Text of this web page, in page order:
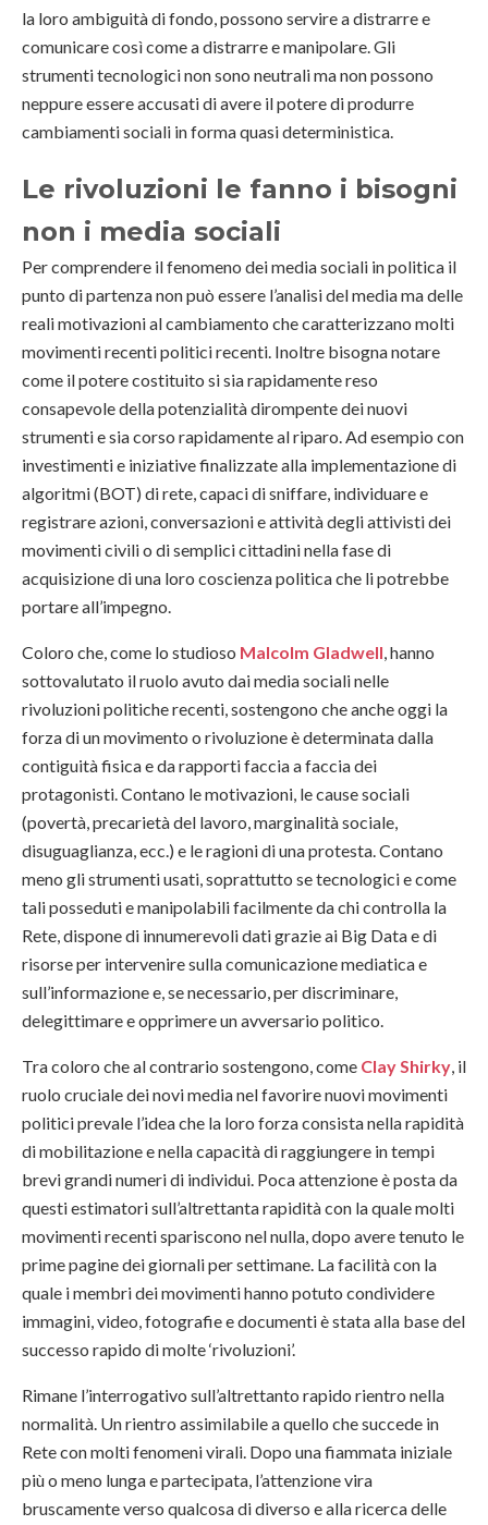
la loro ambiguità di fondo, possono servire a distrarre e
comunicare così come a distrarre e manipolare. Gli
strumenti tecnologici non sono neutrali ma non possono
neppure essere accusati di avere il potere di produrre
cambiamenti sociali in forma quasi deterministica.
Le rivoluzioni le fanno i bisogni
non i media sociali
Per comprendere il fenomeno dei media sociali in politica il
punto di partenza non può essere l’analisi del media ma delle
reali motivazioni al cambiamento che caratterizzano molti
movimenti recenti politici recenti. Inoltre bisogna notare
come il potere costituito si sia rapidamente reso
consapevole della potenzialità dirompente dei nuovi
strumenti e sia corso rapidamente al riparo. Ad esempio con
investimenti e iniziative finalizzate alla implementazione di
algoritmi (BOT) di rete, capaci di sniffare, individuare e
registrare azioni, conversazioni e attività degli attivisti dei
movimenti civili o di semplici cittadini nella fase di
acquisizione di una loro coscienza politica che li potrebbe
portare all’impegno.
Coloro che, come lo studioso Malcolm Gladwell, hanno
sottovalutato il ruolo avuto dai media sociali nelle
rivoluzioni politiche recenti, sostengono che anche oggi la
forza di un movimento o rivoluzione è determinata dalla
contiguità fisica e da rapporti faccia a faccia dei
protagonisti. Contano le motivazioni, le cause sociali
(povertà, precarietà del lavoro, marginalità sociale,
disuguaglianza, ecc.) e le ragioni di una protesta. Contano
meno gli strumenti usati, soprattutto se tecnologici e come
tali posseduti e manipolabili facilmente da chi controlla la
Rete, dispone di innumerevoli dati grazie ai Big Data e di
risorse per intervenire sulla comunicazione mediatica e
sull’informazione e, se necessario, per discriminare,
delegittimare e opprimere un avversario politico.
Tra coloro che al contrario sostengono, come Clay Shirky, il
ruolo cruciale dei novi media nel favorire nuovi movimenti
politici prevale l’idea che la loro forza consista nella rapidità
di mobilitazione e nella capacità di raggiungere in tempi
brevi grandi numeri di individui. Poca attenzione è posta da
questi estimatori sull’altrettanta rapidità con la quale molti
movimenti recenti spariscono nel nulla, dopo avere tenuto le
prime pagine dei giornali per settimane. La facilità con la
quale i membri dei movimenti hanno potuto condividere
immagini, video, fotografie e documenti è stata alla base del
successo rapido di molte ‘rivoluzioni’.
Rimane l’interrogativo sull’altrettanto rapido rientro nella
normalità. Un rientro assimilabile a quello che succede in
Rete con molti fenomeni virali. Dopo una fiammata iniziale
più o meno lunga e partecipata, l’attenzione vira
bruscamente verso qualcosa di diverso e alla ricerca delle